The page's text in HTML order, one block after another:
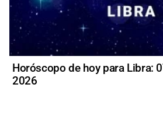
Horóscopo de hoy para Libra:
2026